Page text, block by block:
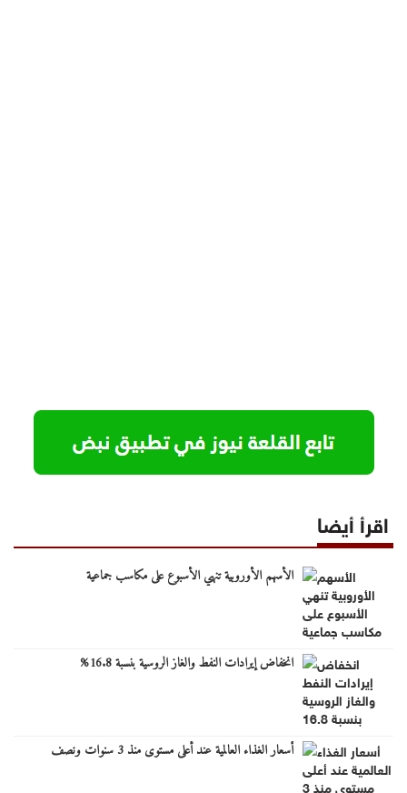
اقرأ أيضا
الأسهم الأوروبية تنهي الأسبوع على مكاسب جماعية
انخفاض إيرادات النفط والغاز الروسية بنسبة 16.8%
أسعار الغذاء العالمية عند أعلى مستوى منذ 3 سنوات ونصف